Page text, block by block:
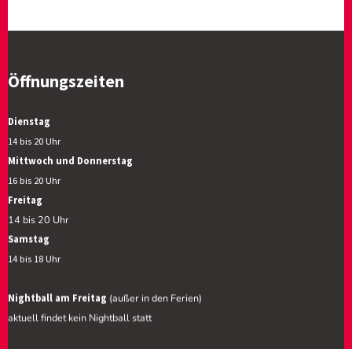
Öffnungszeiten
Dienstag
14 bis 20 Uhr
Mittwoch und Donnerstag
16 bis 20 Uhr
Freitag
14 bis 20 Uhr
Samstag
14 bis 18 Uhr
Nightball am Freitag (außer in den Ferien)
aktuell findet kein Nightball statt